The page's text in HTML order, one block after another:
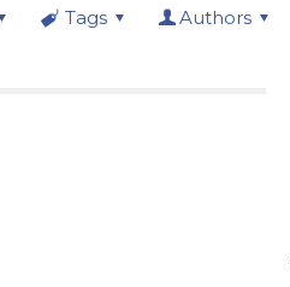
Tags Authors